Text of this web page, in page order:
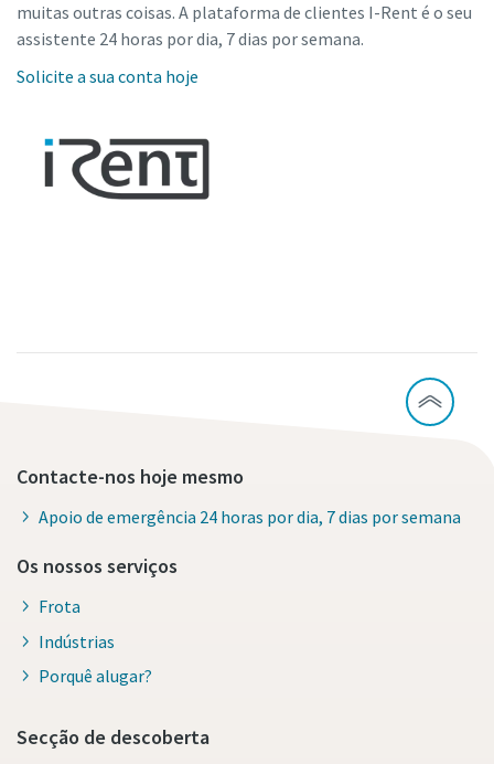
muitas outras coisas. A plataforma de clientes I-Rent é o seu
assistente 24 horas por dia, 7 dias por semana.
Solicite a sua conta hoje
Contacte-nos hoje mesmo
Apoio de emergência 24 horas por dia, 7 dias por semana
Os nossos serviços
Frota
Indústrias
Porquê alugar?
Secção de descoberta